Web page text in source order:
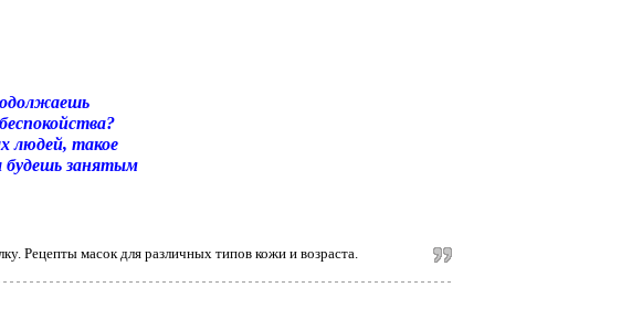
людей, такое
будешь занятым
Рецепты масок для различных типов кожи и возраста.